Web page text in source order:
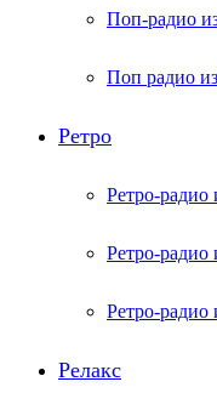
Поп-радио
Поп радио
Ретро
Ретро-радио
Ретро-
Ретро-
Релакс